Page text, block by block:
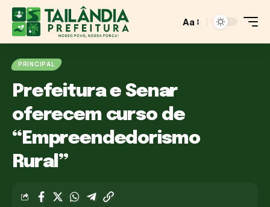
Aa
PRINCIPAL
Prefeitura e Senar
oferecem curso de
“Empreendedorismo
Rural”